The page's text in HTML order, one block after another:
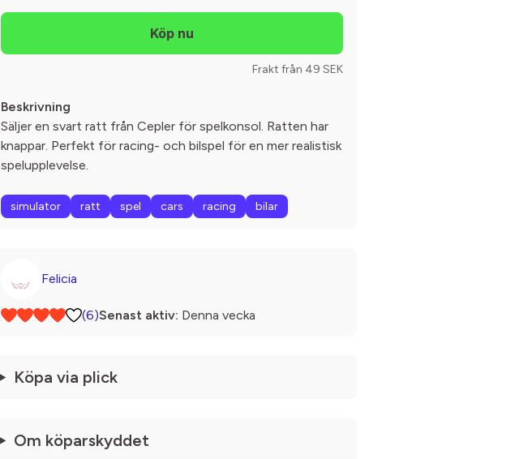
Frakt från 49 SEK
Beskrivning
Säljer en svart ratt från Cepler för spelkonsol. Ratten har
knappar. Perfekt för racing- och bilspel för en mer realistisk
spelupplevelse.
simulator ratt spel cars racing bilar
Felicia
(6)Senast aktiv: Denna vecka
Köpa via plick
Om köparskyddet